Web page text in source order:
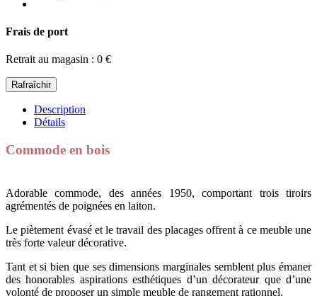
Frais de port
Retrait au magasin : 0 €
Description
Détails
Commode en bois
Adorable commode, des années 1950, comportant trois tiroirs
agrémentés de poignées en laiton.
Le piètement évasé et le travail des placages offrent à ce meuble une
très forte valeur décorative.
Tant et si bien que ses dimensions marginales semblent plus émaner
des honorables aspirations esthétiques d’un décorateur que d’une
volonté de proposer un simple meuble de rangement rationnel.